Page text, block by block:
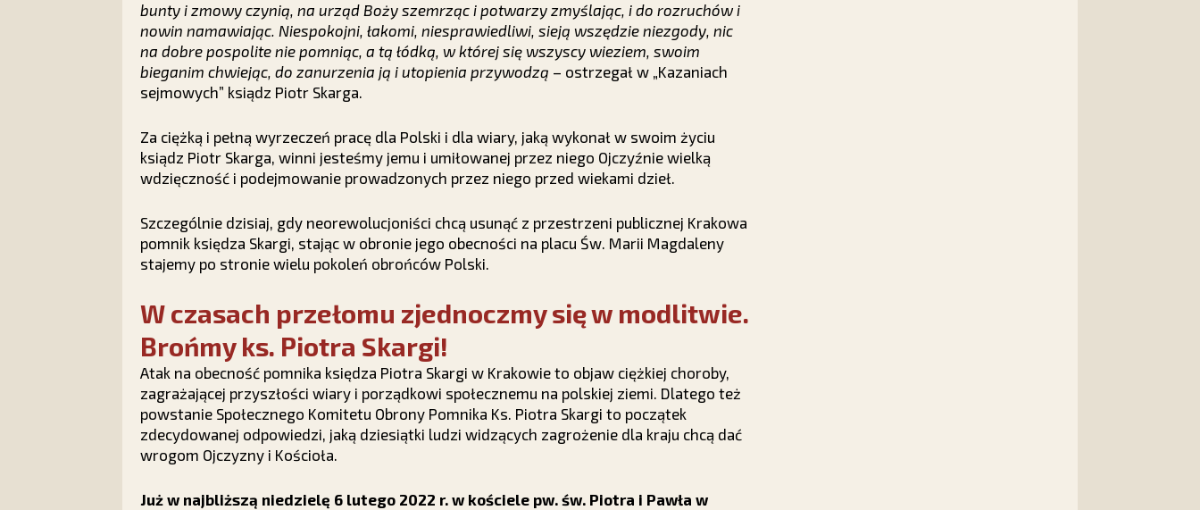
bunty i zmowy czynią, na urząd Boży szemrząc i potwarzy zmyślając, i do rozruchów i
nowin namawiając. Niespokojni, łakomi, niesprawiedliwi, sieją wszędzie niezgody, nic
na dobre pospolite nie pomniąc, a tą łódką, w której się wszyscy wieziem, swoim
bieganim chwiejąc, do zanurzenia ją i utopienia przywodzą – ostrzegał w „Kazaniach
sejmowych” ksiądz Piotr Skarga.
Za ciężką i pełną wyrzeczeń pracę dla Polski i dla wiary, jaką wykonał w swoim życiu
ksiądz Piotr Skarga, winni jesteśmy jemu i umiłowanej przez niego Ojczyźnie wielką
wdzięczność i podejmowanie prowadzonych przez niego przed wiekami dzieł.
Szczególnie dzisiaj, gdy neorewolucjoniści chcą usunąć z przestrzeni publicznej Krakowa
pomnik księdza Skargi, stając w obronie jego obecności na placu Św. Marii Magdaleny
stajemy po stronie wielu pokoleń obrońców Polski.
W czasach przełomu zjednoczmy się w modlitwie.
Brońmy ks. Piotra Skargi!
Atak na obecność pomnika księdza Piotra Skargi w Krakowie to objaw ciężkiej choroby,
zagrażającej przyszłości wiary i porządkowi społecznemu na polskiej ziemi. Dlatego też
powstanie Społecznego Komitetu Obrony Pomnika Ks. Piotra Skargi to początek
zdecydowanej odpowiedzi, jaką dziesiątki ludzi widzących zagrożenie dla kraju chcą dać
wrogom Ojczyzny i Kościoła.
Już w najbliższą niedzielę 6 lutego 2022 r. w kościele pw. św. Piotra i Pawła w